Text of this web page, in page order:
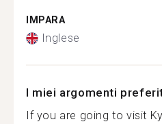
IMPARA
Inglese
I miei argomenti
If you are going to visit